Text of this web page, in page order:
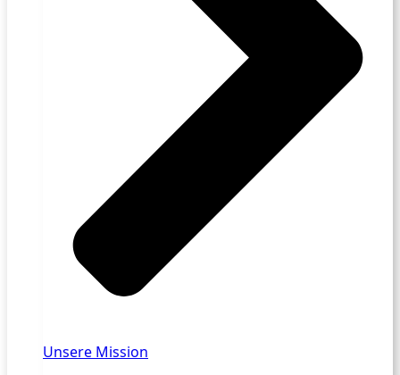
Unsere Mission